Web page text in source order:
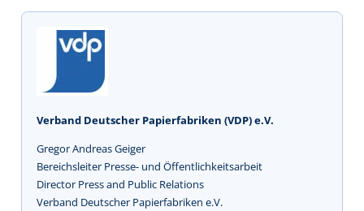
Verband Deutscher Papierfabriken (VDP) e.V.
Gregor Andreas Geiger
Bereichsleiter Presse- und Öffentlichkeitsarbeit
Director Press and Public Relations
Verband Deutscher Papierfabriken e.V.